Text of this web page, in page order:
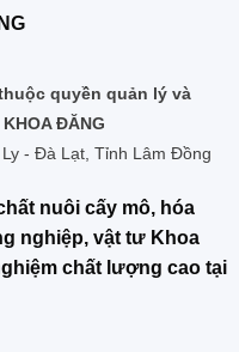
quyền quản lý và
ĐĂNG
- Đà Lạt, Tỉnh Lâm Đồng
nuôi cấy mô, hóa
nghiệp, vật tư Khoa
chất lượng cao tại